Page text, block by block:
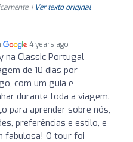
| Ver texto original
4 years ago
na Classic Portugal
de 10 dias por
com um guia e
durante toda a viagem.
para aprender sobre nós,
preferências e estilo, e
fabulosa! O tour foi